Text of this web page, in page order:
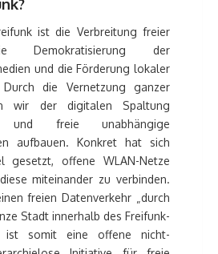
ist die Verbreitung freier
Demokratisierung der
und die Förderung lokaler
Durch die Vernetzung ganzer
wir der digitalen Spaltung
und freie unabhängige
aufbauen. Konkret hat sich
gesetzt, offene WLAN-Netze
miteinander zu verbinden.
freien Datenverkehr „durch
Stadt innerhalb des Freifunk-
ist somit eine offene nicht-